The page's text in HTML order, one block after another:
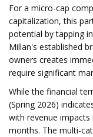
For a micro-cap
capitalization, this
potential by tapping
Millan's established
owners creates
require significant
While the financial
(Spring 2026)
with revenue
months. The multi-